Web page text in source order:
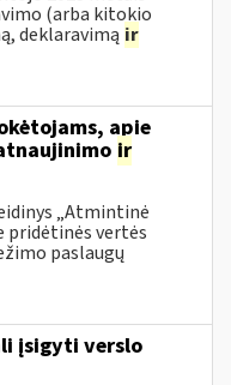
(arba kitokio
deklaravimą ir
apie
ir
„Atmintinė
pridėtinės vertės
paslaugų
įsigyti verslo